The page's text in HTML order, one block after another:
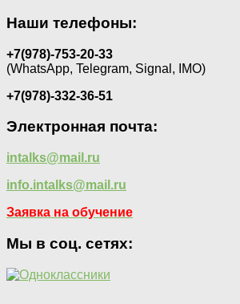
Наши телефоны:
+7(978)-753-20-33
(WhatsApp, Telegram, Signal, IMO)
+7(978)-332-36-51
Электронная почта:
intalks@mail.ru
info.intalks@mail.ru
Заявка на обучение
Мы в соц. сетях: